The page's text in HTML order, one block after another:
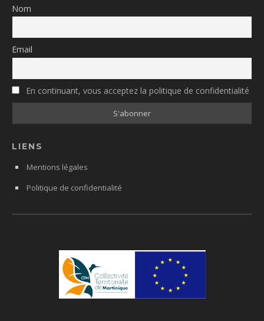
Nom
Email
En continuant, vous acceptez la politique de confidentialité
LIENS
Mentions légales
Politique de confidentialité